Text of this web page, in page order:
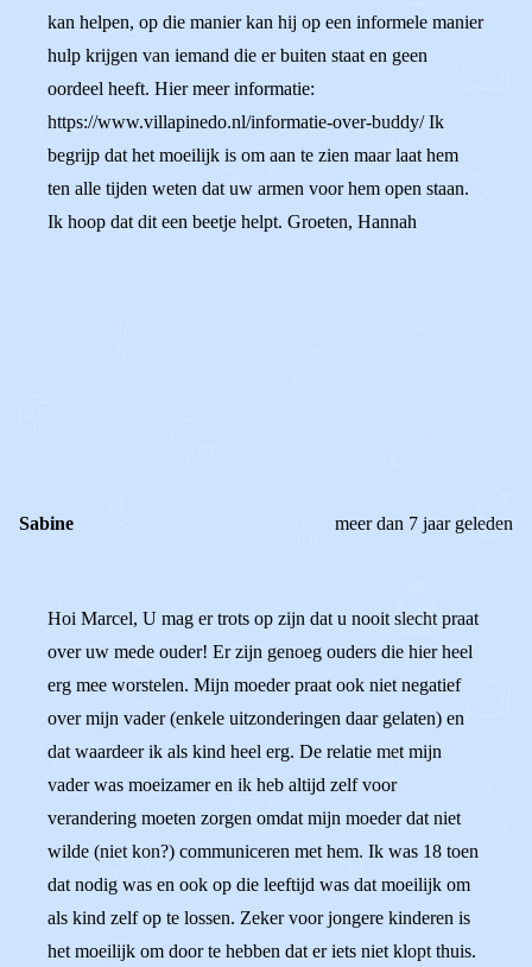
kan helpen, op die manier kan hij op een informele manier
hulp krijgen van iemand die er buiten staat en geen
oordeel heeft. Hier meer informatie:
https://www.villapinedo.nl/informatie-over-buddy/ Ik
begrijp dat het moeilijk is om aan te zien maar laat hem
ten alle tijden weten dat uw armen voor hem open staan.
Ik hoop dat dit een beetje helpt. Groeten, Hannah
Sabine meer dan 7 jaar geleden
Hoi Marcel, U mag er trots op zijn dat u nooit slecht praat
over uw mede ouder! Er zijn genoeg ouders die hier heel
erg mee worstelen. Mijn moeder praat ook niet negatief
over mijn vader (enkele uitzonderingen daar gelaten) en
dat waardeer ik als kind heel erg. De relatie met mijn
vader was moeizamer en ik heb altijd zelf voor
verandering moeten zorgen omdat mijn moeder dat niet
wilde (niet kon?) communiceren met hem. Ik was 18 toen
dat nodig was en ook op die leeftijd was dat moeilijk om
als kind zelf op te lossen. Zeker voor jongere kinderen is
het moeilijk om door te hebben dat er iets niet klopt thuis.